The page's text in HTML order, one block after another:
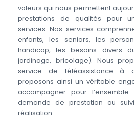
valeurs qui nous permettent
prestations de qualités pour
services. Nos services
enfants, les seniors, les
handicap, les besoins divers
jardinage, bricolage). Nous
service de téléassistance à
proposons ainsi un véritable
accompagner pour
demande de prestation au
réalisation.